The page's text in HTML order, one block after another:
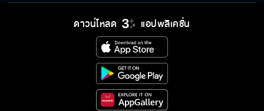
ดาวน์โหลด แอปพลิเคชั่น